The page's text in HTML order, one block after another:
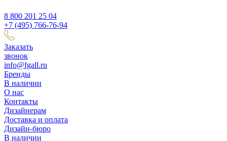
8 800 201 25 04
+7 (495) 766-76-94
Заказать
звонок
info@fgall.ru
Бренды
В наличии
О нас
Контакты
Дизайнерам
Доставка и оплата
Дизайн-бюро
В наличии